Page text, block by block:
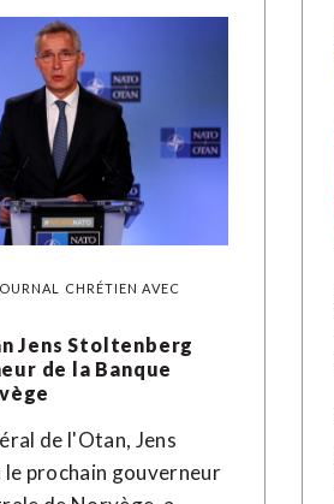
CHRÉTIEN AVEC
Jens Stoltenberg
de la Banque
de l'Otan, Jens
prochain gouverneur